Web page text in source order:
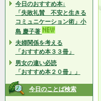
今日のおすすめ本↓
「失敗礼賛 不安と生きる
コミュニケーション術」小
島 慶子著
夫婦関係を考える
「おすすめ本３３冊」
男女の違い必読
「おすすめ本２０冊」」
今日のことば検索